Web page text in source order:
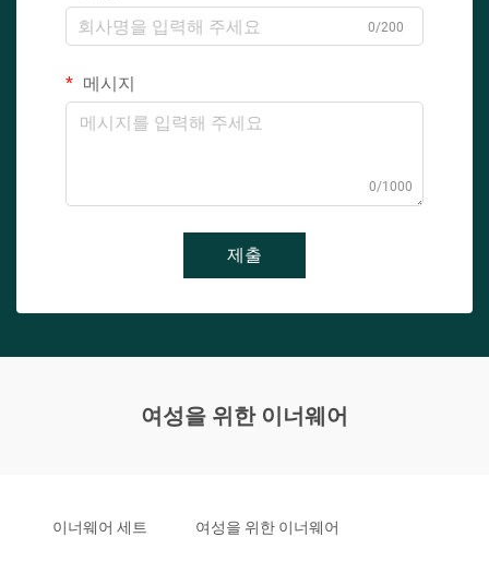
0/200
메시지
0/1000
제출
여성을 위한 이너웨어
이너웨어 세트 여성을 위한 이너웨어